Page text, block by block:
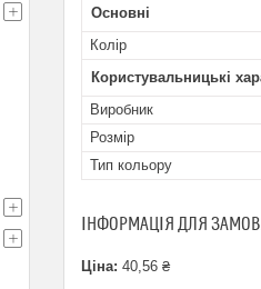
Основні
Колір
Користувальницькі
Виробник
Розмір
Тип кольору
ІНФОРМАЦІЯ ДЛЯ
Ціна: 40,56 ₴